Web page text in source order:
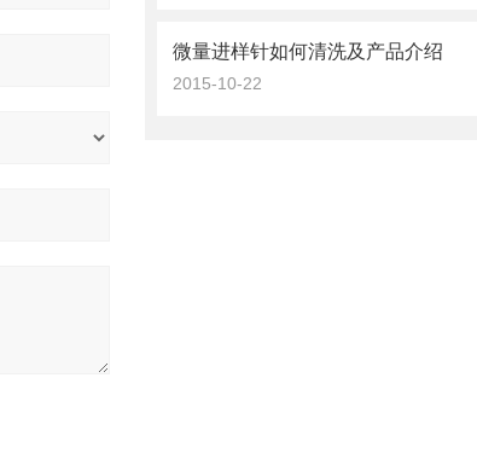
微量进样针如何清洗及产品介绍
2015-10-22